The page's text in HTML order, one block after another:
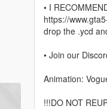
• I
https://
drop the .ycd
• Join our
Animation:
!!!DO NOT